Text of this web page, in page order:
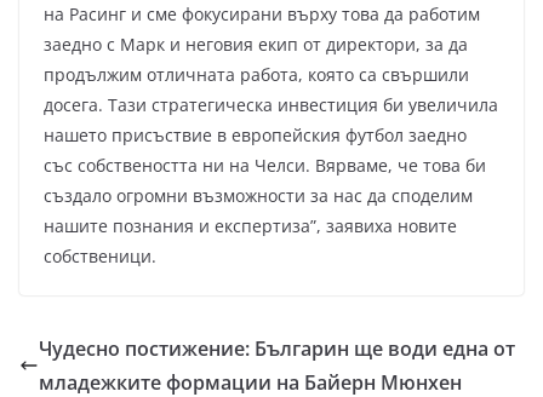
на Расинг и сме фокусирани върху това да работим
заедно с Марк и неговия екип от директори, за да
продължим отличната работа, която са свършили
досега. Тази стратегическа инвестиция би увеличила
нашето присъствие в европейския футбол заедно
със собствеността ни на Челси. Вярваме, че това би
създало огромни възможности за нас да споделим
нашите познания и експертиза”, заявиха новите
собственици.
Чудесно постижение: Българин ще води една от
младежките формации на Байерн Мюнхен